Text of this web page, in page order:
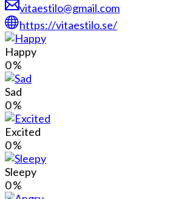
vitaestilo@gmail.com
https://vitaestilo.se/
Happy
0%
Sad
0%
Excited
0%
Sleepy
0%